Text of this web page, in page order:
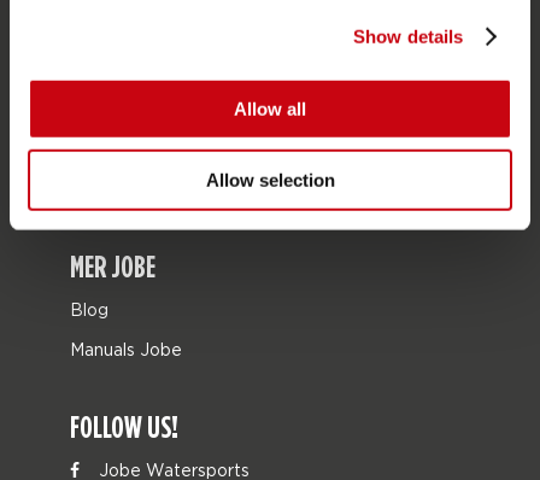
Show details
Allow all
Allow selection
Mix & Match
MER JOBE
Blog
Manuals Jobe
FOLLOW US!
Jobe Watersports